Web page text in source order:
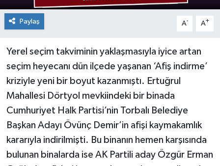
Paylaş A- A+
Yerel seçim takviminin yaklaşmasıyla iyice artan
seçim heyecanı dün ilçede yaşanan ‘Afiş indirme’
kriziyle yeni bir boyut kazanmıştı. Ertuğrul
Mahallesi Dörtyol mevkiindeki bir binada
Cumhuriyet Halk Partisi’nin Torbalı Belediye
Başkan Adayı Övünç Demir’in afişi kaymakamlık
kararıyla indirilmişti. Bu binanın hemen karşısında
bulunan binalarda ise AK Partili aday Özgür Erman